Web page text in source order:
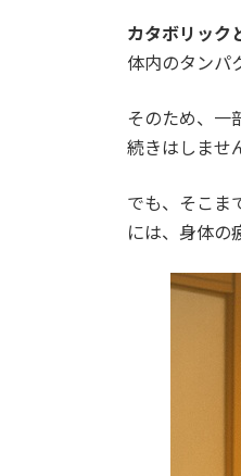
カタボリック
体内のタンパ
そのため、一
続きはしませ
でも、そこま
には、身体の